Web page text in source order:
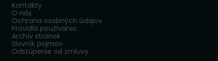
Kontakty
O nás
Ochrana osobných údajov
Pravidlá používania
Archív stránok
Slovník pojmov
Odstúpenie od zmluvy